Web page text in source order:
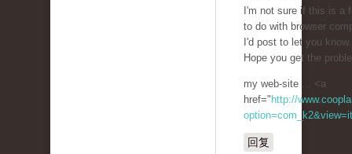
I'm not sure if this is a
to do with browser
I'd post to let you
Hope you get the
my web-site ... <a
href=" http://
回复